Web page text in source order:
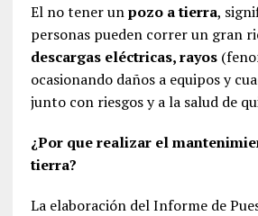
El no tener unpozo a tierra,
personas pueden correr un gran
descargas eléctricas, rayos
ocasionando daños a equipos y
junto con riesgos y a la salud de
¿Por que realizar el
tierra?
La elaboración del Informe de